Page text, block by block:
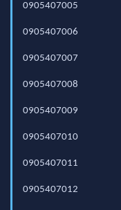
0905407005
0905407006
0905407007
0905407008
0905407009
0905407010
0905407011
0905407012